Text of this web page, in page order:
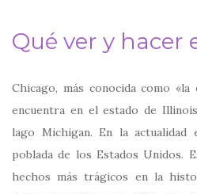
Qué ver y hacer
Chicago, más conocida como
encuentra en el estado de
lago Michigan. En la actualidad
poblada de los Estados Unidos.
hechos más trágicos en la